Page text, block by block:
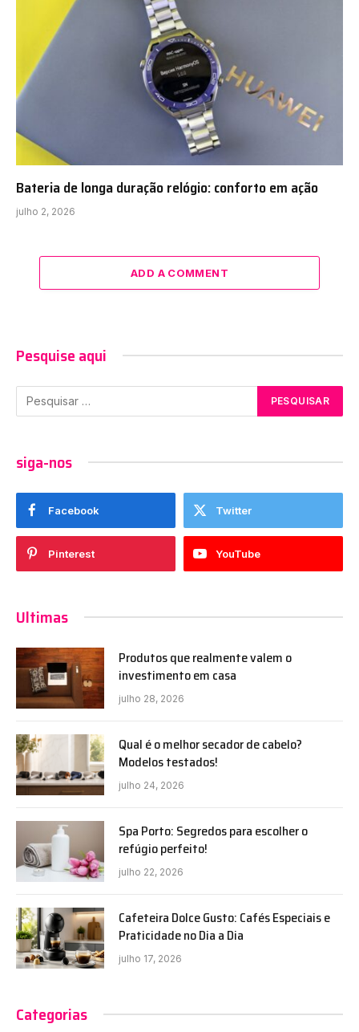
Bateria de longa duração relógio: conforto em ação
julho 2, 2026
ADD A COMMENT
Pesquise aqui
siga-nos
Facebook Twitter
Pinterest YouTube
Ultimas
Produtos que realmente valem o
investimento em casa
julho 28, 2026
Qual é o melhor secador de cabelo?
Modelos testados!
julho 24, 2026
Spa Porto: Segredos para escolher o
refúgio perfeito!
julho 22, 2026
Cafeteira Dolce Gusto: Cafés Especiais e
Praticidade no Dia a Dia
julho 17, 2026
Categorias